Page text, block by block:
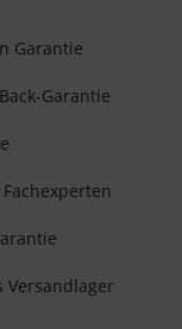
Garantie
Garantie
Versandlager